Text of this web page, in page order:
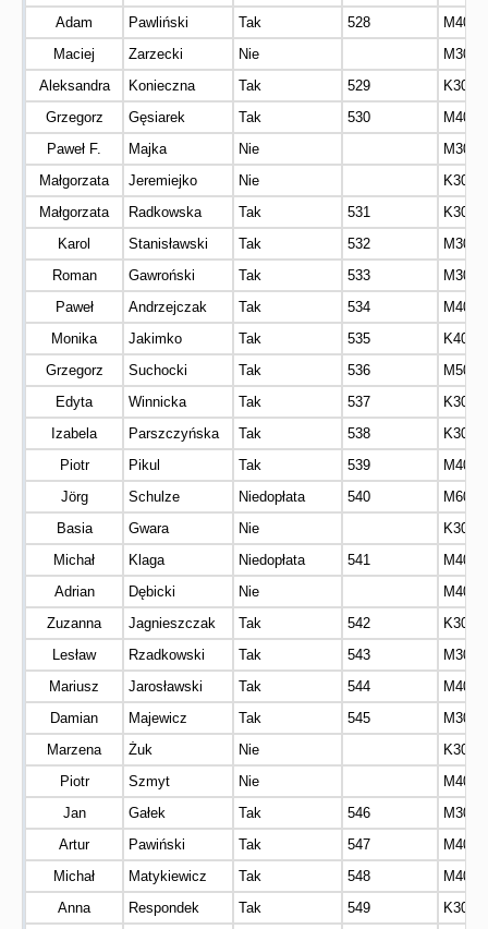
Adam
Pawliński Tak 528
M40
Maciej
Zarzecki Nie
M30
Aleksandra
Konieczna Tak 529
K30
Grzegorz
Gęsiarek Tak 530
M40
Paweł F.
Majka Nie
M30
Małgorzata
Jeremiejko Nie
K30
Małgorzata
Radkowska Tak 531
K30
Karol
Stanisławski Tak 532
M30
Roman
Gawroński Tak 533
M30
Paweł
Andrzejczak Tak 534
M40
Monika
Jakimko Tak 535
K40
Grzegorz
Suchocki Tak 536
M50
Edyta
Winnicka Tak 537
K30
Izabela
Parszczyńska Tak 538
K30
Piotr
Pikul Tak 539
M40
Jörg
Schulze Niedopłata 540
M60
Basia
Gwara Nie
K30
Michał
Klaga Niedopłata 541
M40
Adrian
Dębicki Nie
M40
Zuzanna
Jagnieszczak Tak 542
K30
Lesław
Rzadkowski Tak 543
M30
Mariusz
Jarosławski Tak 544
M40
Damian
Majewicz Tak 545
M30
Marzena
Żuk Nie
K30
Piotr
Szmyt Nie
M40
Jan
Gałek Tak 546
M30
Artur
Pawiński Tak 547
M40
Michał
Matykiewicz Tak 548
M40
Anna
Respondek Tak 549
K30